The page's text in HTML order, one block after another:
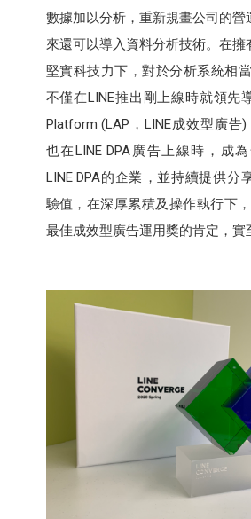
數據加以分析，重新規畫公司的營
來還可以導入資料分析技術。在擁
堅實科技力下，對於分析系統相
不僅在LINE推出剛上線時就領先
Platform (LAP，LINE成效型廣告
也在LINE DPA廣告上線時，成
LINE DPA的企業​，並持續提供分
驗值，在深厚累積及操作執行下
最佳成效型廣告運用獎的肯定，實